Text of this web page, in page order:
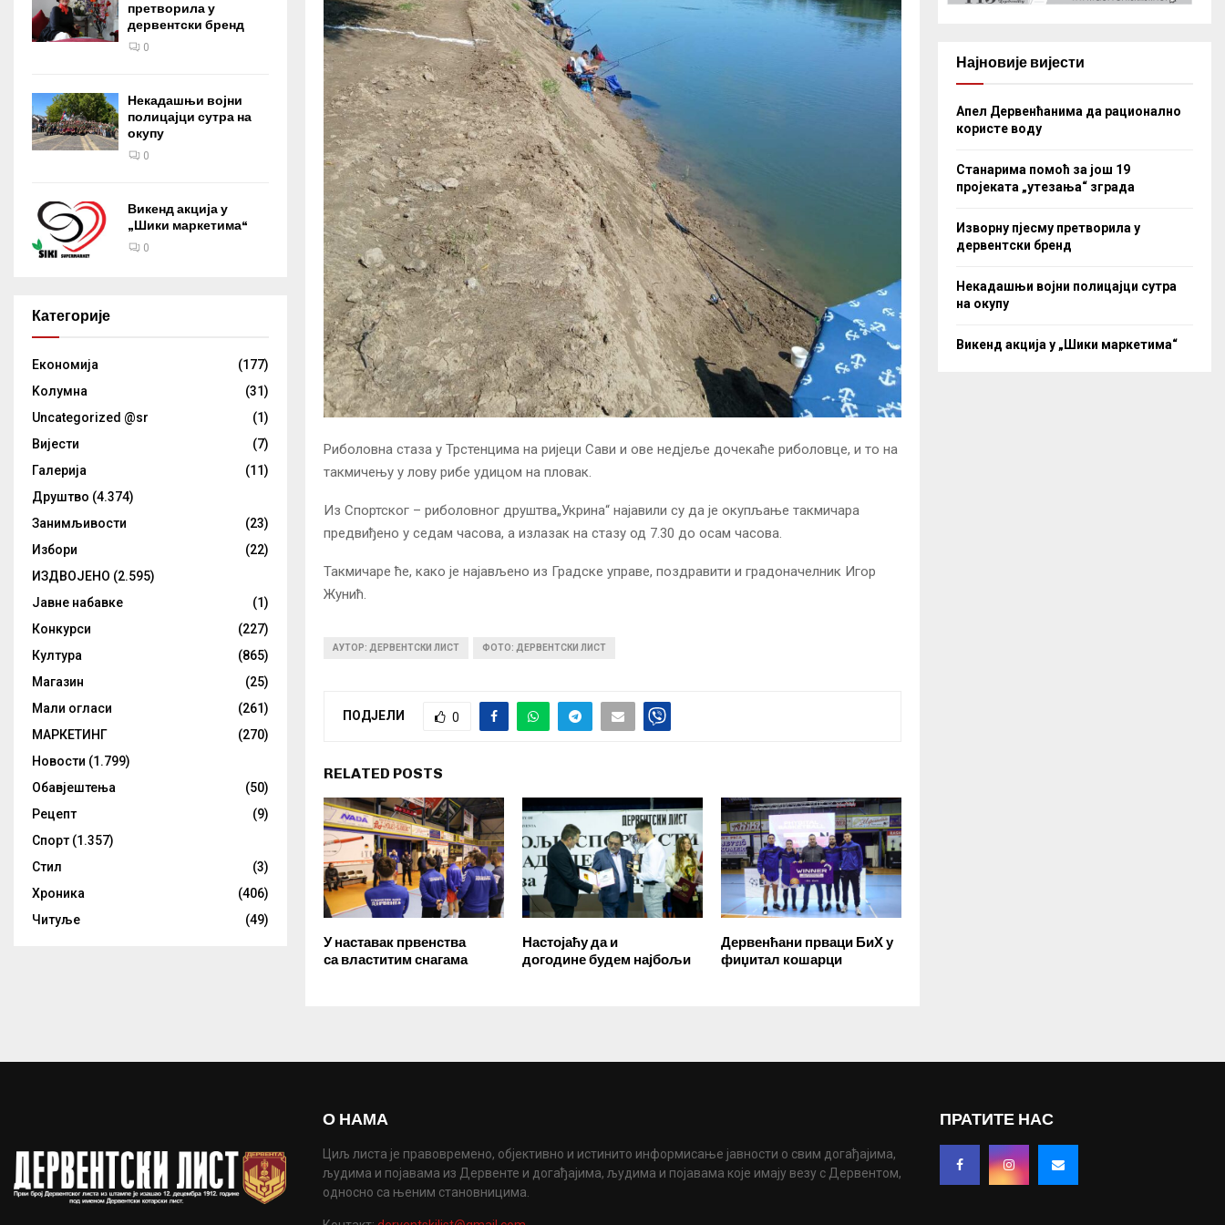
Риболовна стаза у Трстенцима на ријеци Сави и ове недјеље дочекаће риболовце, и то на
такмичењу у лову рибе удицом на пловак.
Из Спортског – риболовног друштва„Укрина“ најавили су да је окупљање такмичара
предвиђено у седам часова, а излазак на стазу од 7.30 до осам часова.
Такмичаре ће, како је најављено из Градске управе, поздравити и градоначелник Игор
Жунић.
АУТОР: ДЕРВЕНТСКИ ЛИСТ ФОТО: ДЕРВЕНТСКИ ЛИСТ
ПОДЈЕЛИ 0
RELATED POSTS
У наставак првенства
са властитим снагама
Настојаћу да и
догодине будем најбољи
Дервенћани прваци БиХ у
фиџитал кошарци
претворила у
дервентски бренд
0
Некадашњи војни
полицајци сутра на
окупу
0
Викенд акција у
„Шики маркетима“
0
Категорије
Eкономија
(177)
Kолумнa
(31)
Uncategorized @sr
(1)
Вијести
(7)
Галерија
(11)
Друштво (4.374)
Занимљивости
(23)
Избори
(22)
ИЗДВОЈЕНО (2.595)
Јавне набавке
(1)
Конкурси
(227)
Култура
(865)
Магазин
(25)
Мали огласи
(261)
МАРКЕТИНГ
(270)
Новости (1.799)
Обавјештења
(50)
Рецепт
(9)
Спорт (1.357)
Стил
(3)
Хроника
(406)
Читуље
(49)
Најновије вијести
Апел Дервенћанима да рационално
користе воду
Станарима помоћ за још 19
пројеката „утезања“ зграда
Изворну пјесму претворила у
дервентски бренд
Некадашњи војни полицајци сутра
на окупу
Викенд акција у „Шики маркетима“
О НАМА
Циљ листа је правовремено, објективно и истинито информисање јавности о свим догађајима,
људима и појавама из Дервенте и догађајима, људима и појавама које имају везу с Дервентом,
односно са њеним становницима.
ПРАТИТЕ НАС